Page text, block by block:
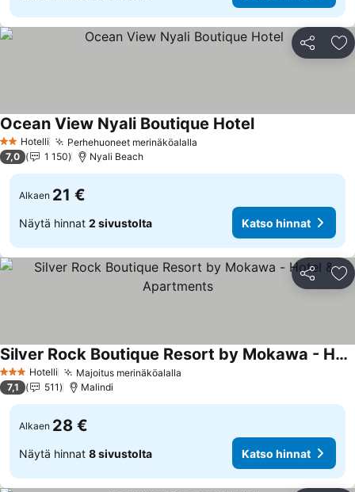
Jaa
2 Tähtiluokitus
Hotelli Perhehuoneet merinäköalalla
Ocean View Nyali Boutique HotelKatso hinnat
7,0 1 150 Nyali Beach
Alkaen 21 €
Näytä hinnat 2 sivustolta Katso hinnat
Jaa
3 Tähtiluokitus
Hotelli Majoitus merinäköalalla
Silver Rock Boutique Resort by Mokawa - Hotel & Apartments
Katso hinnat
7,1 511 Malindi
Alkaen 28 €
Näytä hinnat 8 sivustolta Katso hinnat